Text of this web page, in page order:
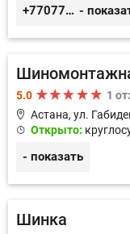
+77077732464 -
5.0
1
Астана, ул.
Открыто:
- показать
Шинка